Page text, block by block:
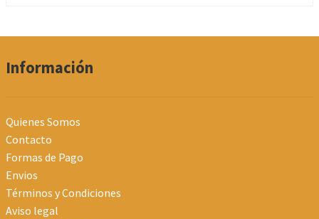
Información
Quienes Somos
Contacto
Formas de Pago
Envios
Términos y Condiciones
Aviso legal